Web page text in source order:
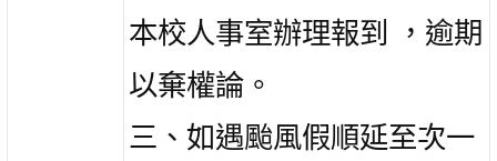
本校人事室辦理報到 ，逾期
以棄權論。
三、如遇颱風假順延至次一